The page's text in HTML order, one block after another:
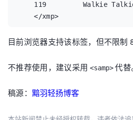
119         Walkie Talkie
</xmp>
目前浏览器支持该标签，但不限制
不推荐使用，建议采用 <samp> 代替
稿源： 黯羽轻扬博客